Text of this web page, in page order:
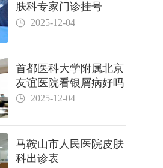
肤科专家门诊挂号
2025-12-04
首都医科大学附属北京
友谊医院看银屑病好吗
2025-12-04
马鞍山市人民医院皮肤
科出诊表